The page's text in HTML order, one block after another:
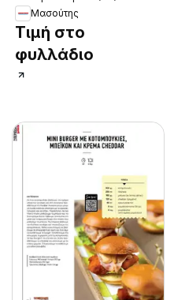
Μασούτης
Τιμή στο
φυλλάδιο